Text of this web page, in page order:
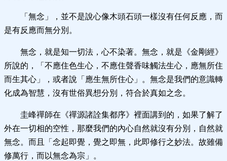
「無念」，並不是說心像木頭石頭一樣沒有任何反應，而
是有反應而無分別。
無念，就是知一切法，心不染著。無念，就是《金剛經》
所說的，「不應住色生心，不應住聲香味觸法生心，應無所住
而生其心」，或者說「應生無所住心」。無念是我們的意識轉
化成為智慧，沒有世俗異想分別，符合於真如之念。
圭峰禪師在《禪源諸詮集都序》裡面講到的，如果了解了
外在一切相的空性，那麼我們的內心自然就沒有分別，自然就
無念。而且「念起即覺，覺之即無，此即修行之妙法。故雖備
修萬行，而以無念為宗」。